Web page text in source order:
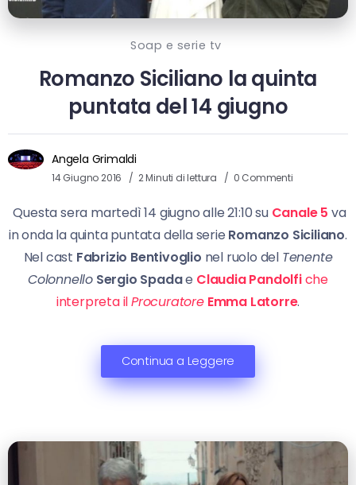
Soap e serie tv
Romanzo Siciliano la quinta
puntata del 14 giugno
Angela Grimaldi
14 Giugno 2016 2 Minuti di lettura 0 Commenti
Questa sera martedì 14 giugno alle 21:10 su Canale 5 va
in onda la quinta puntata della serie Romanzo Siciliano.
Nel cast Fabrizio Bentivoglio nel ruolo del Tenente
Colonnello Sergio Spadae Claudia Pandolfiche
interpreta ilProcuratore Emma Latorre.
Continua a Leggere